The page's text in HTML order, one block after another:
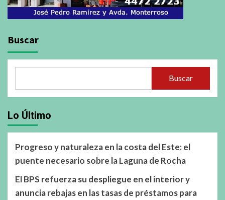
Buscar
Buscar
Lo Último
Progreso y naturaleza en la costa del Este: el
puente necesario sobre la Laguna de Rocha
El BPS refuerza su despliegue en el interior y
anuncia rebajas en las tasas de préstamos para